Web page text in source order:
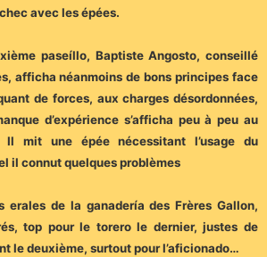
avec les épées.
paseíllo, Baptiste Angosto, conseillé
afficha néanmoins de bons principes face
de forces, aux charges désordonnées,
d’expérience s’afficha peu à peu au
mit une épée nécessitant l’usage du
il connut quelques problèmes
erales de la ganadería des Frères Gallon,
top pour le torero le dernier, justes de
le deuxième, surtout pour l’aficionado…